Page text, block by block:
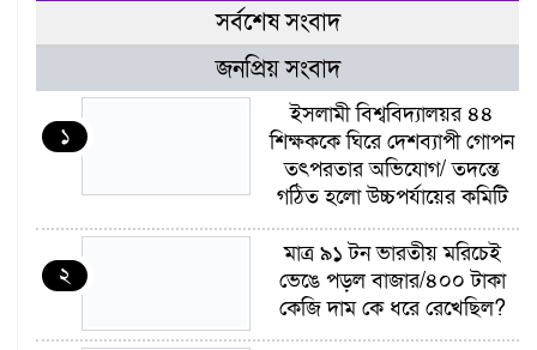
সর্বশেষ সংবাদ
জনপ্রিয় সংবাদ
১
ইসলামী বিশ্ববিদ্যালয়র ৪৪
শিক্ষককে ঘিরে দেশব্যাপী গোপন
তৎপরতার অভিযোগ/ তদন্তে
গঠিত হলো উচ্চপর্যায়ের কমিটি
২
মাত্র ৯১ টন ভারতীয় মরিচেই
ভেঙে পড়ল বাজার/৪০০ টাকা
কেজি দাম কে ধরে রেখেছিল?